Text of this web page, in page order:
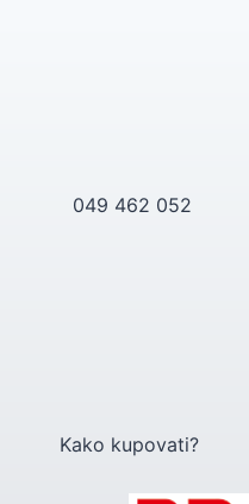
049 462 052
Kako kupovati?